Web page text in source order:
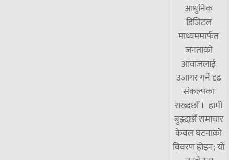
आधुनिक
डिजिटल
माध्यममार्फत
जनताको
आवाजलाई
उजागर गर्ने दृढ
संकल्पका
राख्दछौँ । हामी
बुझ्दछौं समाचार
केवल घटनाको
विवरण होइन; यो